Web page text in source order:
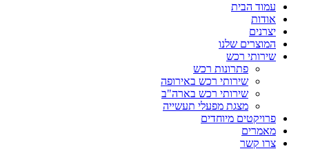
עמוד הבית
אודות
יצרנים
המוצרים שלנו
שירותי רכש
פתרונות רכש
שירותי רכש באירופה
שירותי רכש בארה"ב
מצגת מפעלי תעשייה
פרויקטים מיוחדים
מאמרים
צרו קשר